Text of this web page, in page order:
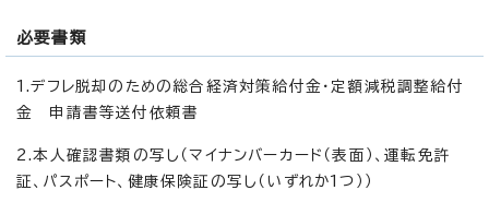
必要書類
1.デフレ脱却のための総合経済対策給付金・定額減税調整給付
金 申請書等送付依頼書
2.本人確認書類の写し（マイナンバーカード（表面）、運転免許
証、パスポート、健康保険証の写し（いずれか1つ））